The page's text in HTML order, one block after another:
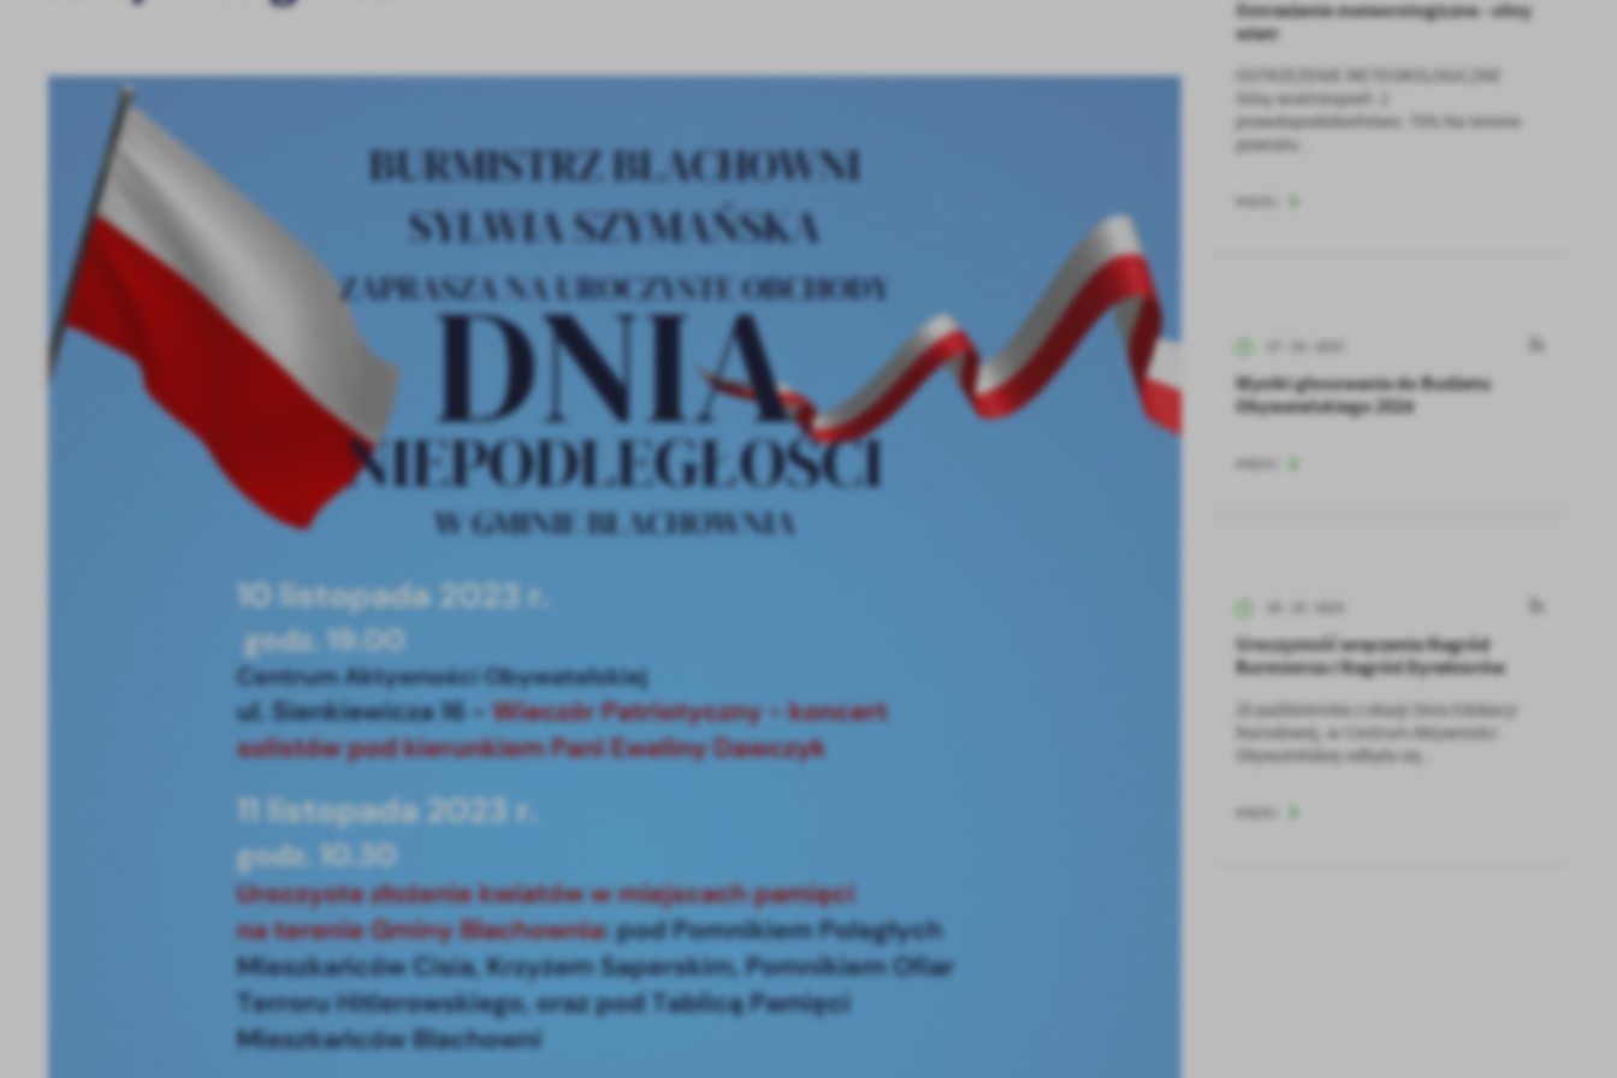
Ustawienia
Szanujemy Twoją prywatność. Możesz zmienić ustawienia cookies lub zaakceptować je
wszystkie. W dowolnym momencie możesz dokonać zmiany swoich ustawień.
Niezbędne
Niezbędne pliki cookies służą do prawidłowego funkcjonowania strony internetowej i
umożliwiają Ci komfortowe korzystanie z oferowanych przez nas usług.
Ostrzeżenie meteorologiczne - silny
wiatr
OSTRZEŻENIE METEOROLOGICZNE
Silny wiatrstopień: 2
prawdopodobieństwo: 75% Na terenie
powiatu...
Wyniki głosowania do Budżetu
Obywatelskiego 2024
Uroczystość wręczenia Nagród
Burmistrza i Nagród Dyrektorów
25 października z okazji Dnia Edukacji
Narodowej, w Centrum Aktywności
Obywatelskiej odbyła się...